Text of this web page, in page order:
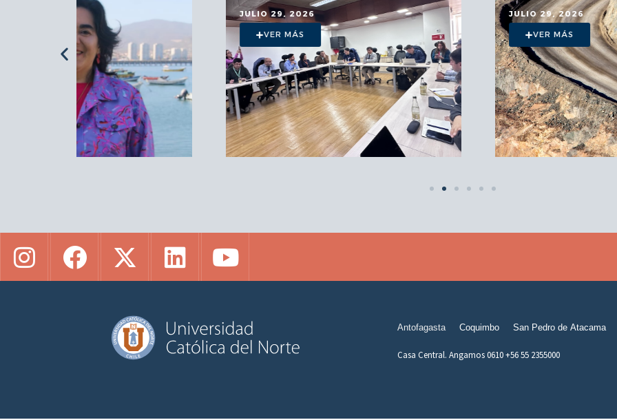
JULIO 29, 2026
VER MÁS
JULIO 29, 2026
Antofagasta Coquimbo San Pedro de Atacama
Casa Central. Angamos 0610 +56 55 2355000